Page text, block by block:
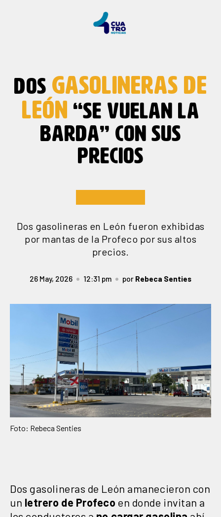
DOS GASOLINERAS DE
LEÓN “SE VUELAN LA
BARDA” CON SUS
PRECIOS
Dos gasolineras en León fueron exhibidas
por mantas de la Profeco por sus altos
precios.
26 May, 2026 12:31 pm por Rebeca Senties
Foto: Rebeca Senties
Dos gasolineras de León amanecieron con
un letrero de Profeco en donde invitan a